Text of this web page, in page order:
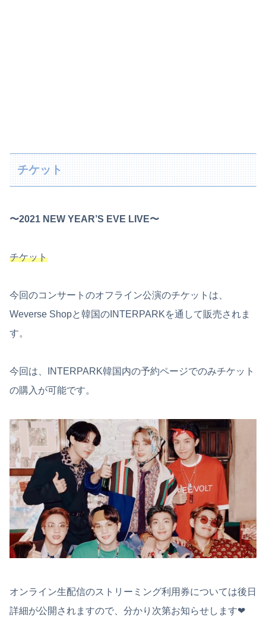
チケット
〜2021 NEW YEAR’S EVE LIVE〜
チケット
今回のコンサートのオフライン公演のチケットは、
Weverse Shopと韓国のINTERPARKを通して販売されま
す。
今回は、INTERPARK韓国内の予約ページでのみチケット
の購入が可能です。
オンライン生配信のストリーミング利用券については後日
詳細が公開されますので、分かり次第お知らせします❤︎